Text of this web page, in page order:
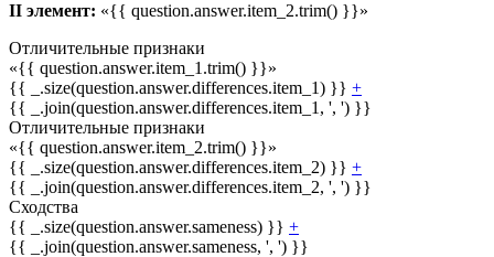
II элемент: «{{ question.answer.item_2.trim() }}»
Отличительные признаки
«{{ question.answer.item_1.trim() }}»
{{ _.size(question.answer.differences.item_1) }} +
{{ _.join(question.answer.differences.item_1, ', ') }}
Отличительные признаки
«{{ question.answer.item_2.trim() }}»
{{ _.size(question.answer.differences.item_2) }} +
{{ _.join(question.answer.differences.item_2, ', ') }}
Сходства
{{ _.size(question.answer.sameness) }} +
{{ _.join(question.answer.sameness, ', ') }}